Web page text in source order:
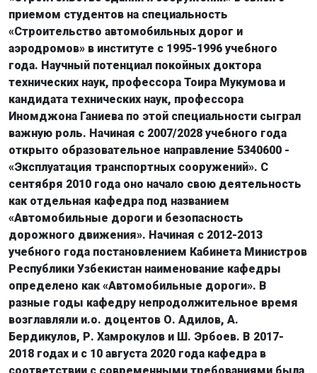
приемом студентов на специальность
«Строительство автомобильных дорог и
аэродромов» в институте с 1995-1996 учебного
года. Научный потенциал покойных доктора
технических наук, профессора Тоира Мукумова и
кандидата технических наук, профессора
Иномджона Ганиева по этой специальности сыграл
важную роль. Начиная с 2007/2028 учебного года
открыто образовательное направление 5340600 -
«Эксплуатация транспортных сооружений». С
сентября 2010 года оно начало свою деятельность
как отдельная кафедра под названием
«Автомобильные дороги и безопасность
дорожного движения». Начиная с 2012-2013
учебного года постановлением Кабинета Министров
Республики Узбекистан наименование кафедры
определено как «Автомобильные дороги». В
разные годы кафедру непродолжительное время
возглавляли и.о. доцентов О. Адилов, А.
Бердикулов, Р. Хамрокулов и Ш. Эрбоев. В 2017-
2018 годах и с 10 августа 2020 года кафедра в